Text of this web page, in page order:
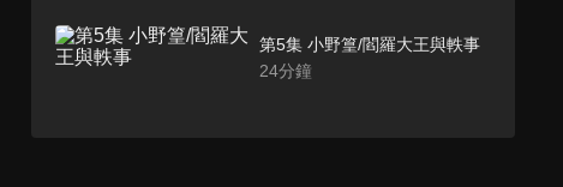
第5集 小野篁/閻羅大王與軼事
24分鐘